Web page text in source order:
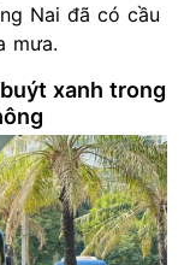
Nai đã có cầu
mưa.
xanh trong